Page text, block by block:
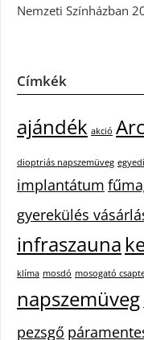
Nemzeti Színházban
Címkék
ajándék akció
dioptriás napszemüveg
implantátum
gyerekülés
infraszauna
klíma mosdó mosogató
napszemüveg
pezsgő